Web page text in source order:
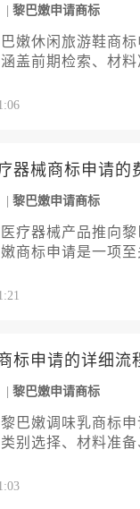
识产权布局。
黎巴嫩申请商标
嫩休闲旅游鞋商
盖前期检索、材料
的策略建议，帮
器械商标申请的
黎巴嫩申请商标
疗器械产品推向
商标申请是一项
商业利益。本文
策略，旨在为企业
动指南。
标申请的详细流
黎巴嫩申请商标
巴嫩调味乳商标申
别选择、材料准
实操性的专业指